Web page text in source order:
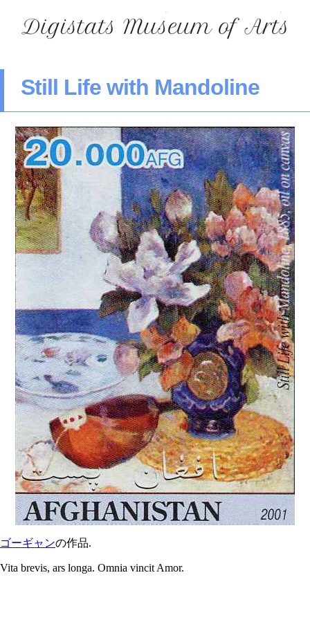
Still Life with Mandoline
ゴーギャンの作品.
Vita brevis, ars longa. Omnia vincit Amor.